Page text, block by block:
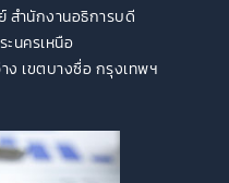
สำนักงานอธิการบดี
ะนครเหนือ
ง เขตบางซื่อ กรุงเทพฯ